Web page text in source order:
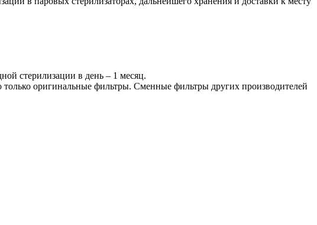
стерилизации в день – 1 месяц.
только оригинальные фильтры. Сменные фильтры других производителей